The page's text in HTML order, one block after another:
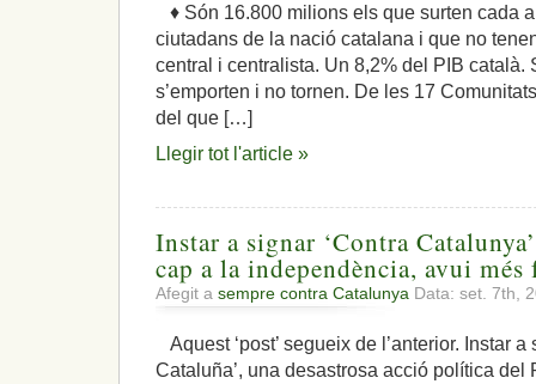
♦ Són 16.800 milions els que surten cada
ciutadans de la nació catalana i que no
central i centralista. Un 8,2% del PIB
s’emporten i no tornen. De les 17
del que […]
Llegir tot l'article »
Instar a signar ‘Contra
cap a la independència, avui
Afegit a sempre contra Catalunya Data: set. 7th,
Aquest ‘post’ segueix de l’anterior. Instar a
Cataluña’, una desastrosa acció política del